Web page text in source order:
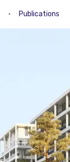
• Publications